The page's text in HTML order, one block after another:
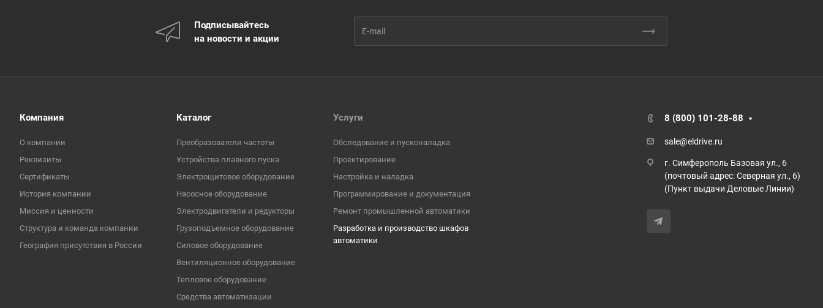
Подписывайтесь
на новости и акции
Компания
О компании
Реквизиты
Сертификаты
История компании
Миссия и ценности
Структура и команда компании
География присутствия в России
Каталог
Преобразователи частоты
Устройства плавного пуска
Электрощитовое оборудование
Насосное оборудование
Электродвигатели и редукторы
Грузоподъемное оборудование
Cиловое оборудование
Вентиляционное оборудование
Тепловое оборудование
Средства автоматизации
Услуги
Обследование и пусконаладка
Проектирование
Настройка и наладка
Программирование и документация
Ремонт промышленной автоматики
Разработка и производство шкафов
автоматики
8 (800) 101-28-88
sale@eldrive.ru
г. Симферополь Базовая ул., 6
(почтовый адрес: Северная ул., 6)
(Пункт выдачи Деловые Линии)